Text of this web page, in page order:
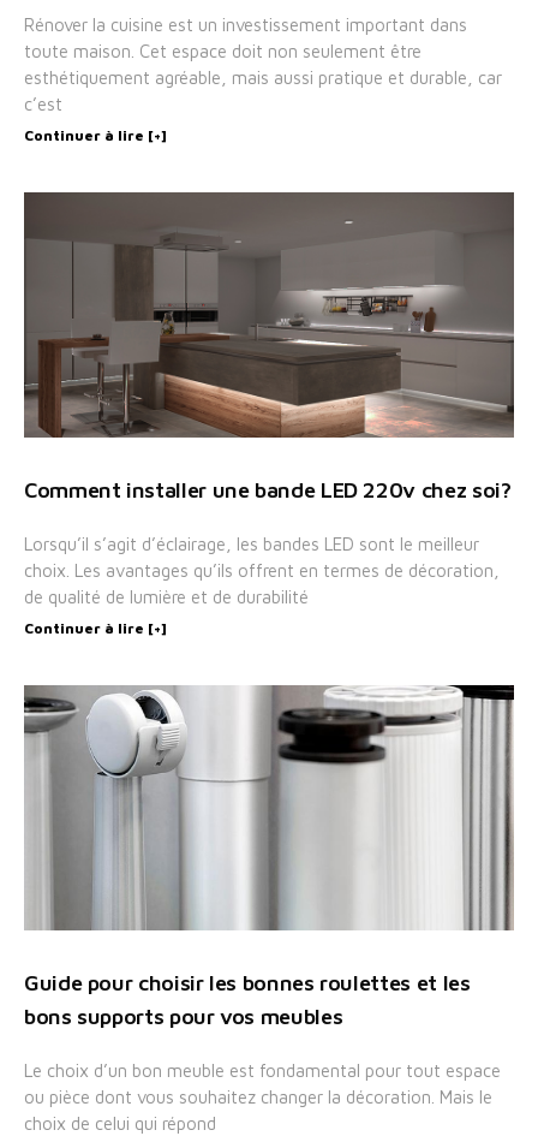
Rénover la cuisine est un investissement important dans
toute maison. Cet espace doit non seulement être
esthétiquement agréable, mais aussi pratique et durable, car
c’est
Continuer à lire [+]
Comment installer une bande LED 220v chez soi?
Lorsqu’il s’agit d’éclairage, les bandes LED sont le meilleur
choix. Les avantages qu’ils offrent en termes de décoration,
de qualité de lumière et de durabilité
Continuer à lire [+]
Guide pour choisir les bonnes roulettes et les
bons supports pour vos meubles
Le choix d’un bon meuble est fondamental pour tout espace
ou pièce dont vous souhaitez changer la décoration. Mais le
choix de celui qui répond